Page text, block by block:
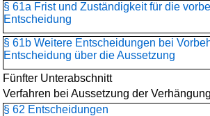
§ 61a Frist und Zuständigkeit für die
Entscheidung
§ 61b Weitere Entscheidungen bei
Entscheidung über die Aussetzung
Fünfter Unterabschnitt
Verfahren bei Aussetzung der
§ 62 Entscheidungen